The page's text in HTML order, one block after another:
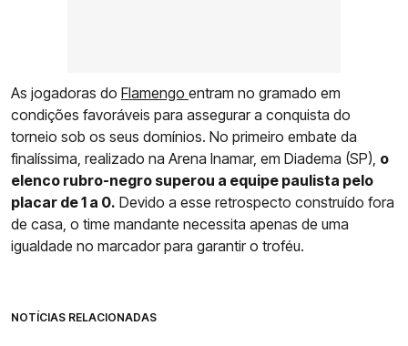
As jogadoras do Flamengo entram no gramado em
condições favoráveis para assegurar a conquista do
torneio sob os seus domínios. No primeiro embate da
finalíssima, realizado na Arena Inamar, em Diadema (SP), o
elenco rubro-negro superou a equipe paulista pelo
placar de 1 a 0. Devido a esse retrospecto construído fora
de casa, o time mandante necessita apenas de uma
igualdade no marcador para garantir o troféu.
NOTÍCIAS RELACIONADAS